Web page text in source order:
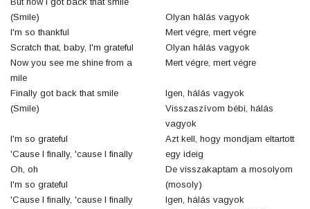
(Smile)
I'm so thankful
Scratch that, baby, I'm grateful
Now you see me shine from a
mile
Finally got back that smile
(Smile)
I'm so grateful
'Cause I finally, 'cause I finally
Oh, oh
I'm so grateful
'Cause I finally, 'cause I finally
Olyan hálás vagyok
Mert végre, mert végre
Olyan hálás vagyok
Mert végre, mert végre
Igen, hálás vagyok
Visszaszívom bébi, hálás
vagyok
Azt kell, hogy mondjam eltartott
egy ideig
De visszakaptam a mosolyom
(mosoly)
Igen, hálás vagyok